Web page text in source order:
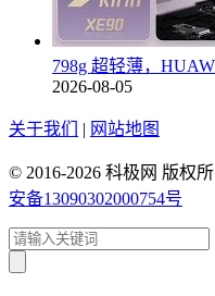
798g 超轻薄，
2026-08-05
关于我们 | 网站地图
© 2016-2026 科极网 版权
安备13090302000754号